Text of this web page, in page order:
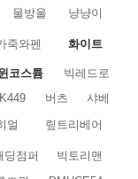
물방울 냥냥이
죽와펜 화이트
코스튬
빅레드로
버츠
샤베
얼 맆트리베어
딩점퍼
빅토리맨